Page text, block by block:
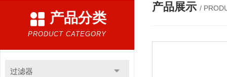
产品分类
PRODUCT CATEGORY
过滤器
产品展示 /